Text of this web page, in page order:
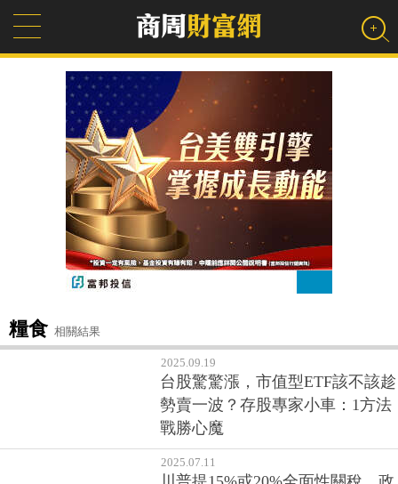
糧食 相關結果
2025.09.19
台股驚驚漲，市值型ETF該不該趁
勢賣一波？存股專家小車：1方法
戰勝心魔
2025.07.11